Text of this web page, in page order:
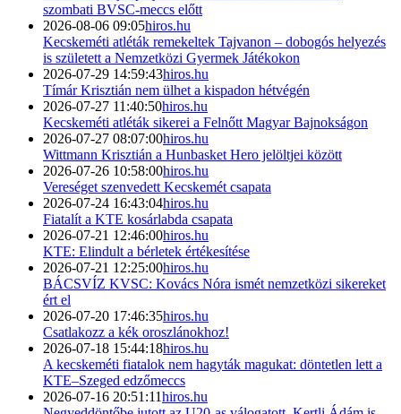
szombati BVSC-meccs előtt
2026-08-06 09:05hiros.hu
Kecskeméti atléták remekeltek Tajvanon – dobogós helyezés
is született a Nemzetközi Gyermek Játékokon
2026-07-29 14:59:43hiros.hu
Tímár Krisztián nem ülhet a kispadon hétvégén
2026-07-27 11:40:50hiros.hu
Kecskeméti atléták sikerei a Felnőtt Magyar Bajnokságon
2026-07-27 08:07:00hiros.hu
Wittmann Krisztián a Hunbasket Hero jelöltjei között
2026-07-26 10:58:00hiros.hu
Vereséget szenvedett Kecskemét csapata
2026-07-24 16:43:04hiros.hu
Fiatalít a KTE kosárlabda csapata
2026-07-21 12:46:00hiros.hu
KTE: Elindult a bérletek értékesítése
2026-07-21 12:25:00hiros.hu
BÁCSVÍZ KVSC: Kovács Nóra ismét nemzetközi sikereket
ért el
2026-07-20 17:46:35hiros.hu
Csatlakozz a kék oroszlánokhoz!
2026-07-18 15:44:18hiros.hu
A kecskeméti fiatalok nem hagyták magukat: döntetlen lett a
KTE–Szeged edzőmeccs
2026-07-16 20:51:11hiros.hu